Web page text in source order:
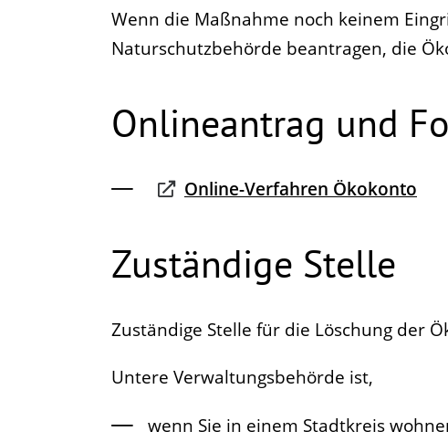
Wenn die Maßnahme noch keinem
Naturschutzbehörde beantragen, die
Onlineantrag und
Online-Verfahren Ökokonto
Zuständige Stelle
Zuständige Stelle für die Löschung der
Untere Verwaltungsbehörde ist,
wenn Sie in einem Stadtkreis